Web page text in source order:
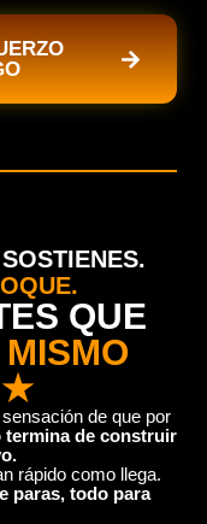
QUE
★
de que por
termina de construir
rápido como llega.
paras, todo para